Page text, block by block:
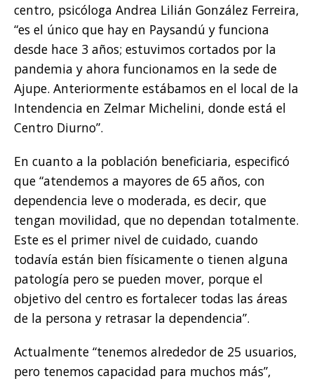
centro, psicóloga Andrea Lilián González Ferreira,
“es el único que hay en Paysandú y funciona
desde hace 3 años; estuvimos cortados por la
pandemia y ahora funcionamos en la sede de
Ajupe. Anteriormente estábamos en el local de la
Intendencia en Zelmar Michelini, donde está el
Centro Diurno”.
En cuanto a la población beneficiaria, especificó
que “atendemos a mayores de 65 años, con
dependencia leve o moderada, es decir, que
tengan movilidad, que no dependan totalmente.
Este es el primer nivel de cuidado, cuando
todavía están bien físicamente o tienen alguna
patología pero se pueden mover, porque el
objetivo del centro es fortalecer todas las áreas
de la persona y retrasar la dependencia”.
Actualmente “tenemos alrededor de 25 usuarios,
pero tenemos capacidad para muchos más”,